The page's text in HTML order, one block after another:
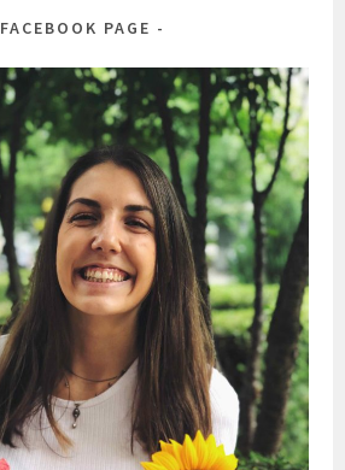
FACEBOOK PAGE